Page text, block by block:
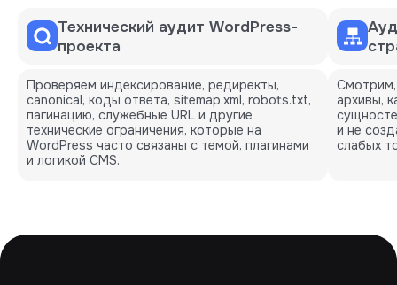
Технический аудит WordPress-
проекта
Проверяем индексирование, редиректы,
canonical, коды ответа, sitemap.xml, robots.txt,
пагинацию, служебные URL и другие
технические ограничения, которые на
WordPress часто связаны с темой, плагинами
и логикой CMS.
Смотрим,
архивы,
и не
слабых